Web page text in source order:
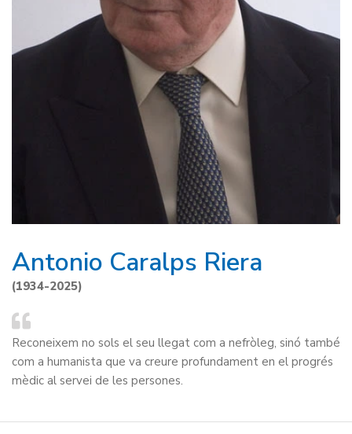
Antonio Caralps Riera
(1934-2025)
Reconeixem no sols el seu llegat com a nefròleg, sinó també
com a humanista que va creure profundament en el progrés
mèdic al servei de les persones.